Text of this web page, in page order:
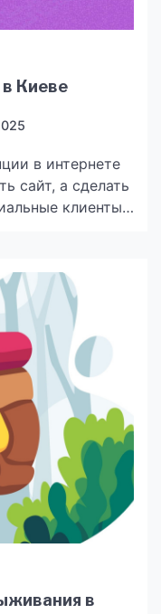
Киеве
в интернете
сайт, а сделать
клиенты.
SEO-
на стабильный
именно Effect-
от Effect-M
[…]
в